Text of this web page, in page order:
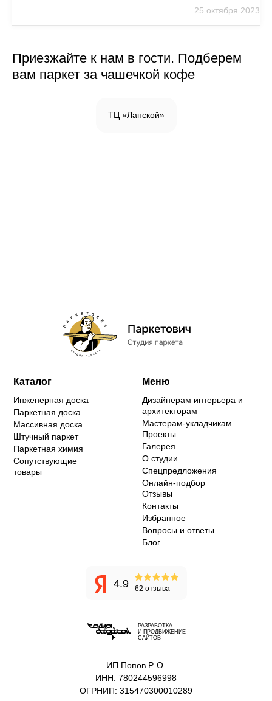
25 октября 2023
Приезжайте к нам в гости. Подберем
вам паркет за чашечкой кофе
ТЦ «Ланской»
Каталог
Инженерная доска
Паркетная доска
Массивная доска
Штучный паркет
Паркетная химия
Сопутствующие
товары
Меню
Дизайнерам интерьера и
архитекторам
Мастерам-укладчикам
Проекты
Галерея
О студии
Спецпредложения
Онлайн-подбор
Отзывы
Контакты
Избранное
Вопросы и ответы
Блог
4.9 62 отзыва
РАЗРАБОТКА
И ПРОДВИЖЕНИЕ
САЙТОВ
ИП Попов Р. О.
ИНН: 780244596998
ОГРНИП: 315470300010289